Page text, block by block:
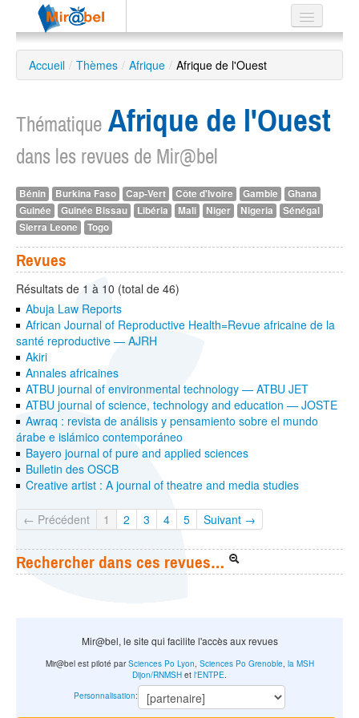
Le réseau
Soutien
Recherche
avancée
EN
ES
?
Accueil / Thèmes / Afrique / Afrique de l'Ouest
Thématique Afrique de l'Ouest
dans les revues de Mir@bel
Bénin Burkina Faso Cap-Vert Côte d'Ivoire Gambie
Ghana
Guinée
Guinée Bissau Libéria Mali Niger Nigeria
Sénégal
Sierra Leone
Togo
Revues
Résultats de 1 à 10 (total de 46)
Abuja Law Reports
African Journal of Reproductive Health=Revue africaine de la
santé reproductive — AJRH
Akiri
Annales africaines
ATBU journal of environmental technology — ATBU JET
ATBU journal of science, technology and education — JOSTE
Awraq : revista de análisis y pensamiento sobre el mundo
árabe e islámico contemporáneo
Bayero journal of pure and applied sciences
Bulletin des OSCB
Creative artist : A journal of theatre and media studies
← Précédent 1 2 3 4 5 Suivant →
Rechercher dans ces revues…
Mir@bel, le site qui facilite l'accès aux revues
Mir@bel est piloté parSciences Po Lyon Sciences Po Grenoble, la MSH
Dijon/RNMSH et l'ENTPE
Personnalisation: